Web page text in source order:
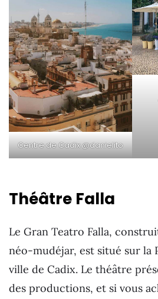
Centre de Cadix @danielito
Théâtre Falla
Le Gran Teatro Falla,
néo-mudéjar, est situé sur la
ville de Cadix. Le théâtre
des productions, et si vous